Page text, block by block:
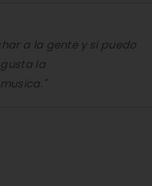
a la gente y si puedo
la